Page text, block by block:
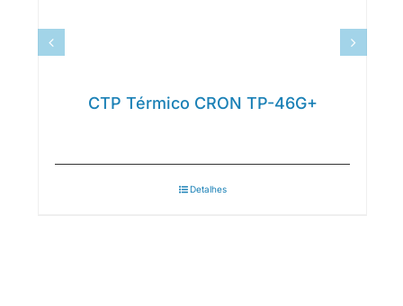
CTP Térmico CRON TP-46G+
Detalhes